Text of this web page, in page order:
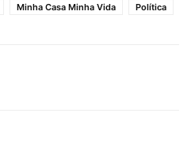
Minha Casa Minha Vida Política